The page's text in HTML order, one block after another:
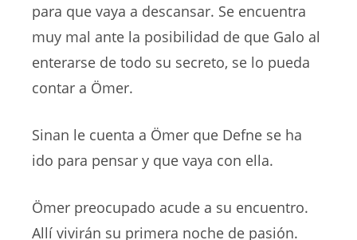
para que vaya a descansar. Se encuentra
muy mal ante la posibilidad de que Galo al
enterarse de todo su secreto, se lo pueda
contar a Ömer.
Sinan le cuenta a Ömer que Defne se ha
ido para pensar y que vaya con ella.
Ömer preocupado acude a su encuentro.
Allí vivirán su primera noche de pasión.